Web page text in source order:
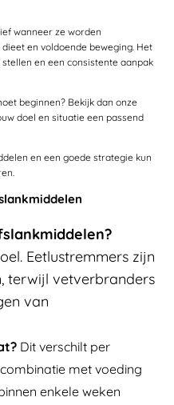
wanneer ze worden
en voldoende beweging. Het
en een consistente aanpak
beginnen? Bekijk dan onze
doel en situatie een passend
en een goede strategie kun
Eetlustremmers zijn
terwijl vetverbranders
van
Dit verschilt per
met voeding
enkele weken